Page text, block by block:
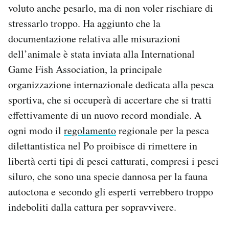
voluto anche pesarlo, ma di non voler rischiare di
stressarlo troppo. Ha aggiunto che la
documentazione relativa alle misurazioni
dell’animale è stata inviata alla International
Game Fish Association, la principale
organizzazione internazionale dedicata alla pesca
sportiva, che si occuperà di accertare che si tratti
effettivamente di un nuovo record mondiale. A
ogni modo il regolamentoregionale per la pesca
dilettantistica nel Po proibisce di rimettere in
libertà certi tipi di pesci catturati, compresi i pesci
siluro, che sono una specie dannosa per la fauna
autoctona e secondo gli esperti verrebbero troppo
indeboliti dalla cattura per sopravvivere.